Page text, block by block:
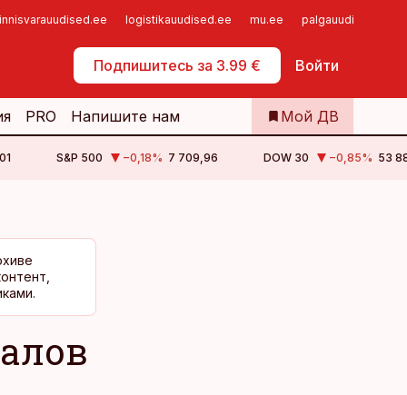
logistikauudised.ee mu.ee palgauudised.ee
Подпишитесь за 3.99 € Войти
Самообслуживание
PRO Напишите нам Мой ДВ
S&P 500 −0,18% 7 709,96 DOW 30 −0,85% 53